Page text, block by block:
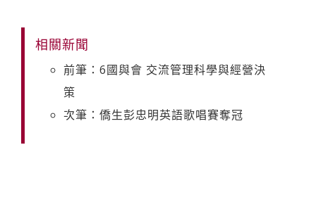
相關新聞
前筆：6國與會 交流管理科學與經營決
策
次筆：僑生彭忠明英語歌唱賽奪冠